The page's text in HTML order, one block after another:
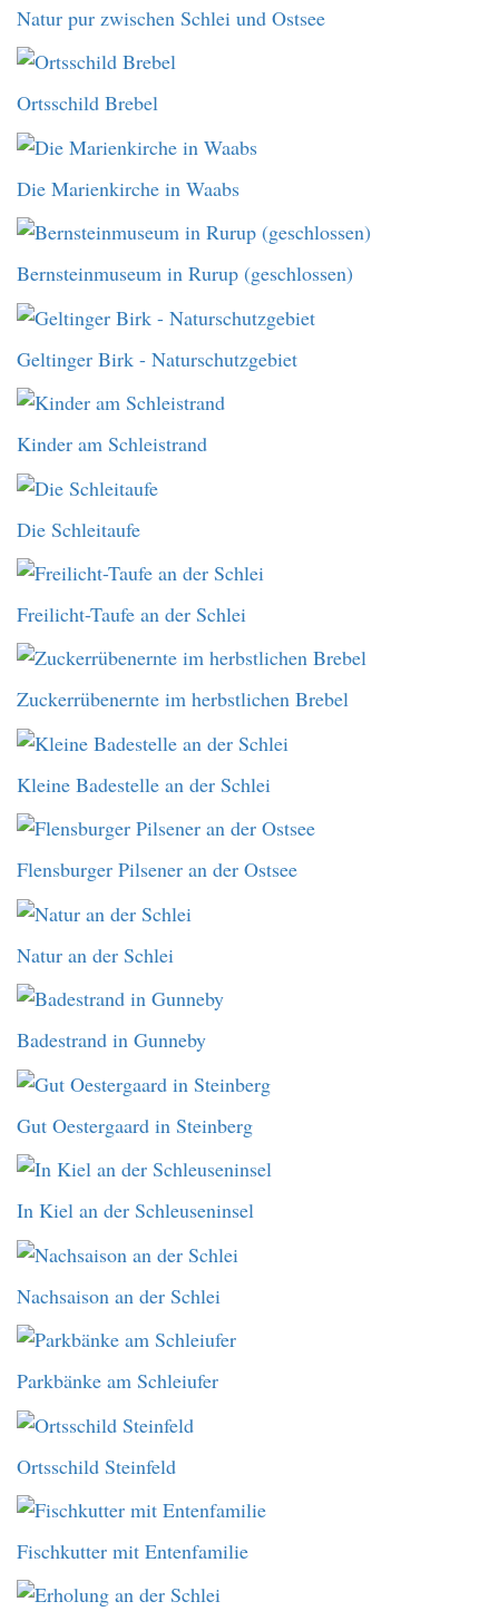
Natur pur zwischen Schlei und Ostsee
Ortsschild Brebel
Die Marienkirche in Waabs
Bernsteinmuseum in Rurup (geschlossen)
Geltinger Birk - Naturschutzgebiet
Kinder am Schleistrand
Die Schleitaufe
Freilicht-Taufe an der Schlei
Zuckerrübenernte im herbstlichen Brebel
Kleine Badestelle an der Schlei
Flensburger Pilsener an der Ostsee
Natur an der Schlei
Badestrand in Gunneby
Gut Oestergaard in Steinberg
In Kiel an der Schleuseninsel
Nachsaison an der Schlei
Parkbänke am Schleiufer
Ortsschild Steinfeld
Fischkutter mit Entenfamilie